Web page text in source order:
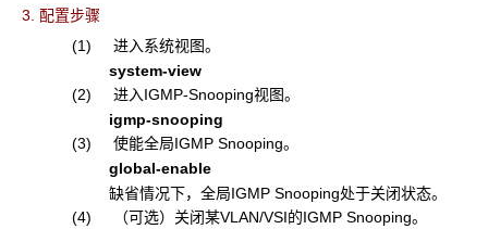
3. 配置步骤
(1) 进入系统视图。
system-view
(2) 进入IGMP-Snooping视图。
igmp-snooping
(3) 使能全局IGMP Snooping。
global-enable
缺省情况下，全局IGMP Snooping处于关闭状态。
(4) （可选）关闭某VLAN/VSI的IGMP Snooping。